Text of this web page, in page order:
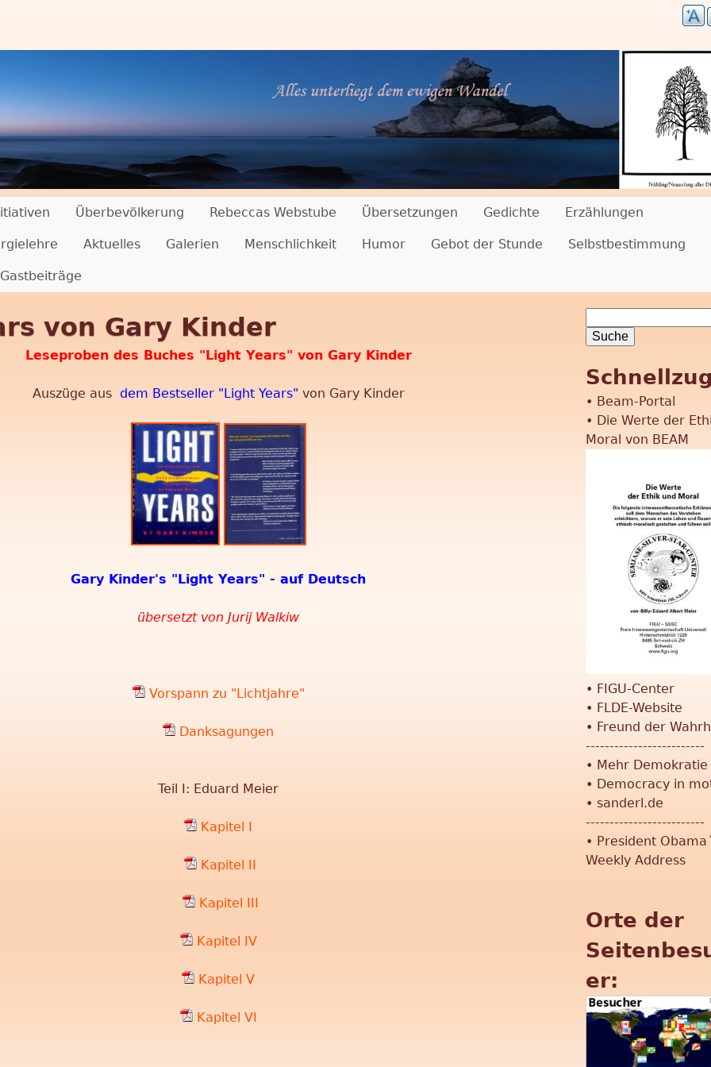
Überbevölkerung Rebeccas Webstube Übersetzungen Gedichte Erzählungen
Aktuelles Galerien Menschlichkeit Humor Gebot der Stunde Selbstbestimmung
Gastbeiträge
von Gary Kinder
Leseproben des Buches "Light Years" von Gary Kinder
Auszüge ausdem Bestseller "Light Years" von Gary Kinder
Gary Kinder's "Light Years" - auf Deutsch
übersetzt von Jurij Walkiw
Vorspann zu "Lichtjahre"
Danksagungen
Teil I: Eduard Meier
Kapitel I
Kapitel II
Kapitel III
Kapitel IV
Kapitel V
Kapitel VI
S
u
c
h
r
u
h
• Beam-Portal
• Die Werte der
Moral von BEAM
• FIGU-Center
• FLDE-Website
• Freund der
-------------------------
• Mehr Demokratie
• Democracy in
• sanderl.de
-------------------------
• President
Weekly Address
Orte der
er: